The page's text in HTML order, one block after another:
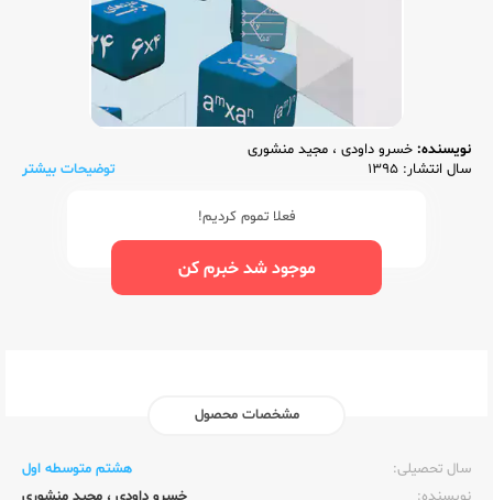
نویسنده: خسرو داودی ، مجید منشوری
سال انتشار: 1395
توضیحات بیشتر
فعلا تموم کردیم!
موجود شد خبرم کن
مشخصات محصول
سال تحصیلی:‌
هشتم متوسطه اول